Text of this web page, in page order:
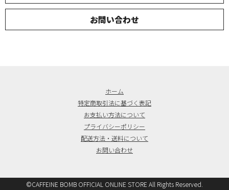
お問い合わせ
ホーム
特定商取引法に基づく表記
お支払い方法について
プライバシーポリシー
配送方法・送料について
お問い合わせ
©CAFFEINE BOMB OFFICIAL ONLINE STORE All Rights Reserved.